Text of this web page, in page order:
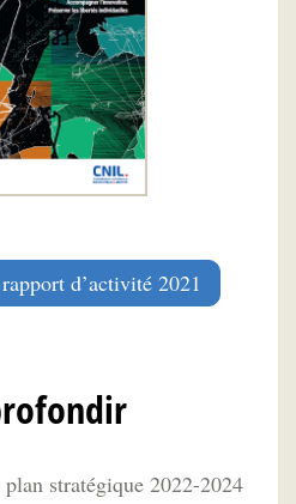
d’activité 2021
stratégique 2022-2024